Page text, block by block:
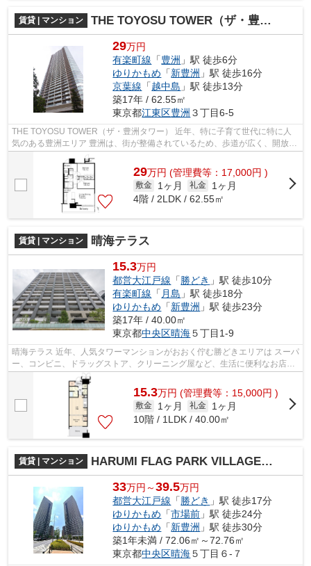
賃貸 | マンション THE TOYOSU TOWER（ザ・豊洲タワー）
29万円
有楽町線 「豊洲 」駅 徒歩6分
ゆりかもめ 「新豊洲 」駅 徒歩16分
京葉線 「越中島 」駅 徒歩13分
築17年 / 62.55㎡
東京都江東区豊洲 ３丁目6-5
THE TOYOSU TOWER（ザ・豊洲タワー） 近年、特に子育て世代に特に人
気のある豊洲エリア 豊洲は、街が整備されているため、歩道が広く、開放感
29万円 (管理費等：17,000円 )
敷金 1ヶ月 礼金
1ヶ月
4階 / 2LDK / 62.55㎡
賃貸 | マンション 晴海テラス
15.3万円
都営大江戸線 「 勝どき 」駅 徒歩10分
有楽町線 「 月島 」駅 徒歩18分
ゆりかもめ 「新豊洲 」駅 徒歩23分
築17年 / 40.00㎡
東京都中央区晴海５丁目1-9
晴海テラス 近年、人気タワーマンションがおおく佇む勝どきエリアは スーパ
ー、コンビニ、ドラッグストア、クリーニング屋など、生活に便利なお店も
充実しており、新婚の方からファミ...
15.3万円 (管理費等：15,000円 )
敷金 1ヶ月 礼金
1ヶ月
10階 / 1LDK / 40.00㎡
賃貸 | マンション HARUMI FLAG PARK VILLAGE T棟（晴海フラッグパークヴィレッジ）
33万円～39.5万円
都営大江戸線 「 勝どき 」駅 徒歩17分
ゆりかもめ 「市場前 」駅 徒歩24分
ゆりかもめ 「新豊洲 」駅 徒歩30分
築1年未満 / 72.06㎡～72.76㎡
東京都中央区晴海５丁目６-７